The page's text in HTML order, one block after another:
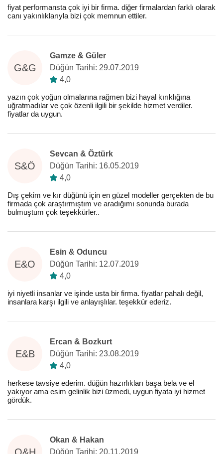
fiyat performansta çok iyi bir firma. diğer firmalardan farklı olarak
canı yakınlıklarıyla bizi çok memnun ettiler.
G&G
Gamze & Güler
Düğün Tarihi: 29.07.2019
4,0
yazın çok yoğun olmalarına rağmen bizi hayal kırıklığına
uğratmadılar ve çok özenli ilgili bir şekilde hizmet verdiler.
fiyatlar da uygun.
S&Ö
Sevcan & Öztürk
Düğün Tarihi: 16.05.2019
4,0
Dış çekim ve kır düğünü için en güzel modeller gerçekten de bu
firmada çok araştırmıştım ve aradığımı sonunda burada
bulmuştum çok teşekkürler..
E&O
Esin & Oduncu
Düğün Tarihi: 12.07.2019
4,0
iyi niyetli insanlar ve işinde usta bir firma. fiyatlar pahalı değil,
insanlara karşı ilgili ve anlayışlılar. teşekkür ederiz.
E&B
Ercan & Bozkurt
Düğün Tarihi: 23.08.2019
4,0
herkese tavsiye ederim. düğün hazırlıkları başa bela ve el
yakıyor ama esim gelinlik bizi üzmedi, uygun fiyata iyi hizmet
gördük.
O&H
Okan & Hakan
Düğün Tarihi: 20.11.2019